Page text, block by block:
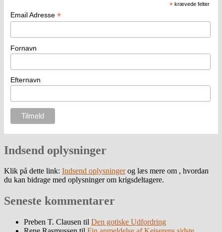
* krævede felter
Email Adresse *
Fornavn
Efternavn
Indsend oplysninger
Klik på dette link: Indsend oplysningerog læs mere om , hvordan
du kan bidrage med oplysninger om krigsdeltagere.
Seneste kommentarer
Preben T. Clausen til Den gotiske Udfordring